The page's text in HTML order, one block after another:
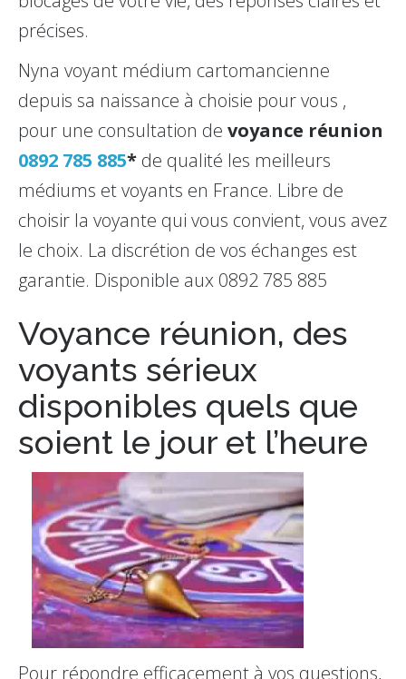
précises.
Nyna voyant médium cartomancienne
depuis sa naissance à choisie pour vous ,
pour une consultation de voyance réunion
0892 785 885* de qualité les meilleurs
médiums et voyants en France. Libre de
choisir la voyante qui vous convient, vous avez
le choix. La discrétion de vos échanges est
garantie. Disponible aux 0892 785 885
Voyance réunion, des
voyants sérieux
disponibles quels que
soient le jour et l’heure
Pour répondre efficacement à vos questions,